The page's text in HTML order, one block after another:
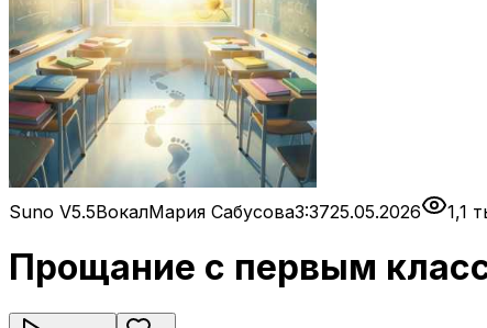
Suno V5.5ВокалМария Сабусова3:3725.05.2026 1,1
Прощание с первым